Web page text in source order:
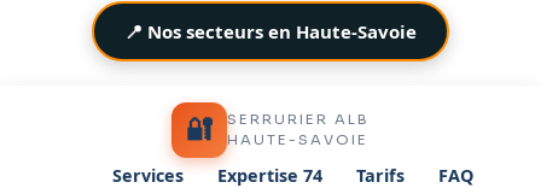
📍 Nos secteurs en Haute-Savoie
🔐
SERRURIER ALB
HAUTE-SAVOIE
Services Expertise 74 Tarifs
FAQ